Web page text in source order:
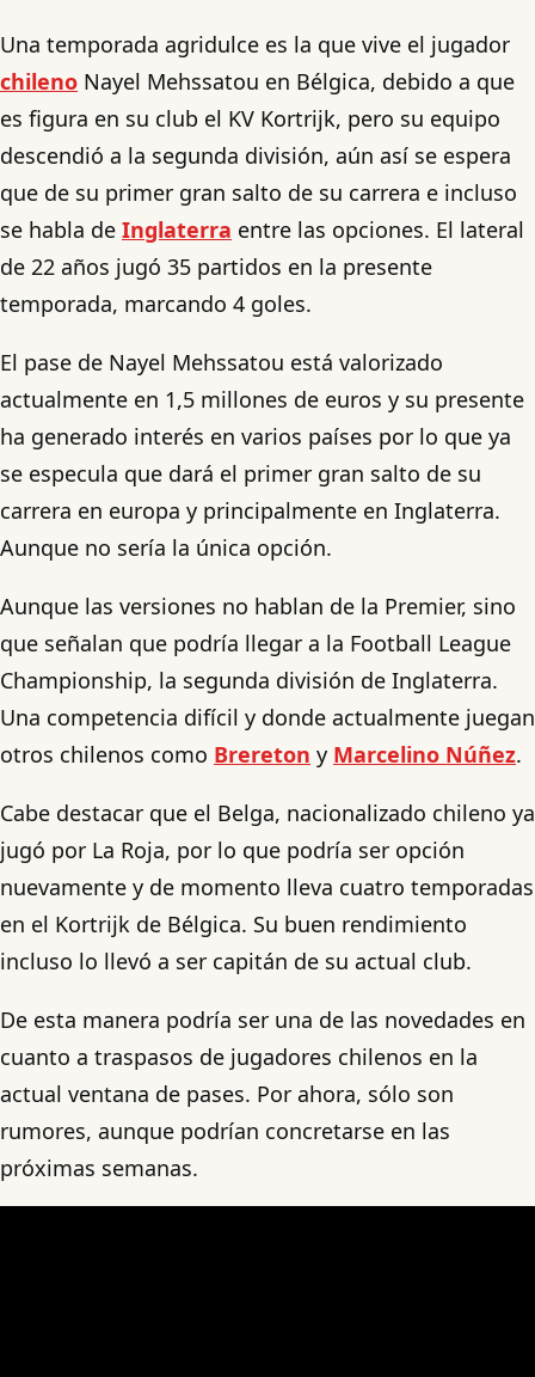
Una temporada agridulce es la que vive el jugador
chileno Nayel Mehssatou en Bélgica, debido a que
es figura en su club el KV Kortrijk, pero su equipo
descendió a la segunda división, aún así se espera
que de su primer gran salto de su carrera e incluso
se habla de Inglaterra entre las opciones. El lateral
de 22 años jugó 35 partidos en la presente
temporada, marcando 4 goles.
El pase de Nayel Mehssatou está valorizado
actualmente en 1,5 millones de euros y su presente
ha generado interés en varios países por lo que ya
se especula que dará el primer gran salto de su
carrera en europa y principalmente en Inglaterra.
Aunque no sería la única opción.
Aunque las versiones no hablan de la Premier, sino
que señalan que podría llegar a la Football League
Championship, la segunda división de Inglaterra.
Una competencia difícil y donde actualmente juegan
otros chilenos como Brereton y Marcelino Núñez.
Cabe destacar que el Belga, nacionalizado chileno ya
jugó por La Roja, por lo que podría ser opción
nuevamente y de momento lleva cuatro temporadas
en el Kortrijk de Bélgica. Su buen rendimiento
incluso lo llevó a ser capitán de su actual club.
De esta manera podría ser una de las novedades en
cuanto a traspasos de jugadores chilenos en la
actual ventana de pases. Por ahora, sólo son
rumores, aunque podrían concretarse en las
próximas semanas.